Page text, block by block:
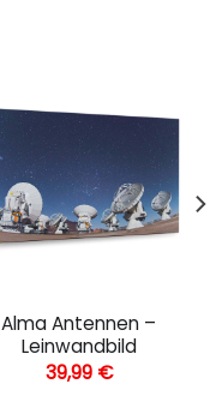
Alma Antennen –
Leinwandbild
39,99 €